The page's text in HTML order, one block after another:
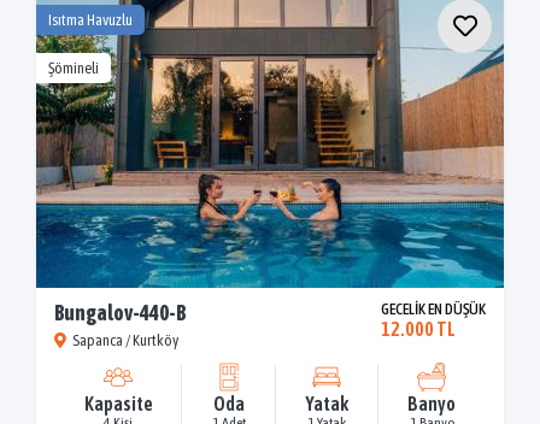
Isıtma Havuzlu
Şömineli
Bungalov-440-B
Sapanca / Kurtköy
GECELİK EN DÜŞÜK
12.000 TL
Kapasite Oda Yatak Banyo